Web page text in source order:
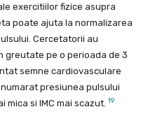
exercitiilor fizice asupra
poate ajuta la normalizarea
Cercetatorii au
greutate pe o perioada de 3
semne cardiovasculare
presiunea pulsului
si IMC mai scazut. 19